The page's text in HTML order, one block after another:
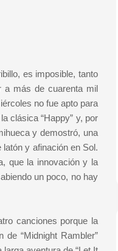
es imposible, tanto
a más de cuarenta mil
no fue apto para
clásica “Happy” y, por
y demostró, una
y afinación en Sol.
que la innovación y la
un poco, no hay
canciones porque la
“Midnight Rambler”